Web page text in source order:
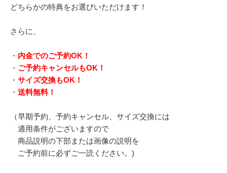
どちらかの特典をお選びいただけます！
さらに、
・ 内金でのご予約OK！
・ ご予約キャンセルもOK！
・ サイズ交換もOK！
・ 送料無料！
（早期予約、予約キャンセル、サイズ交換には
適用条件がございますので
商品説明の下部または画像の説明を
ご予約前に必ずご一読ください。)